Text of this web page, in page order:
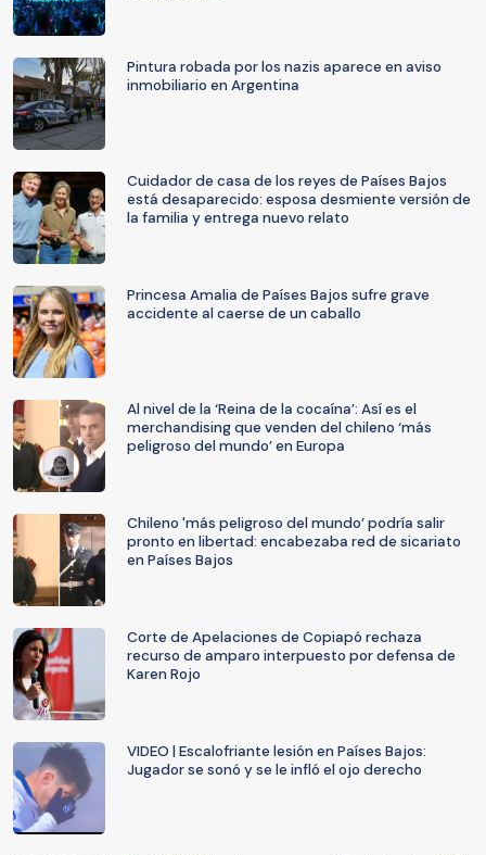
Pintura robada por los nazis aparece en aviso
inmobiliario en Argentina
Cuidador de casa de los reyes de Países Bajos
está desaparecido: esposa desmiente versión de
la familia y entrega nuevo relato
Princesa Amalia de Países Bajos sufre grave
accidente al caerse de un caballo
Al nivel de la ‘Reina de la cocaína’: Así es el
merchandising que venden del chileno ‘más
peligroso del mundo’ en Europa
Chileno 'más peligroso del mundo’ podría salir
pronto en libertad: encabezaba red de sicariato
en Países Bajos
Corte de Apelaciones de Copiapó rechaza
recurso de amparo interpuesto por defensa de
Karen Rojo
VIDEO | Escalofriante lesión en Países Bajos:
Jugador se sonó y se le infló el ojo derecho